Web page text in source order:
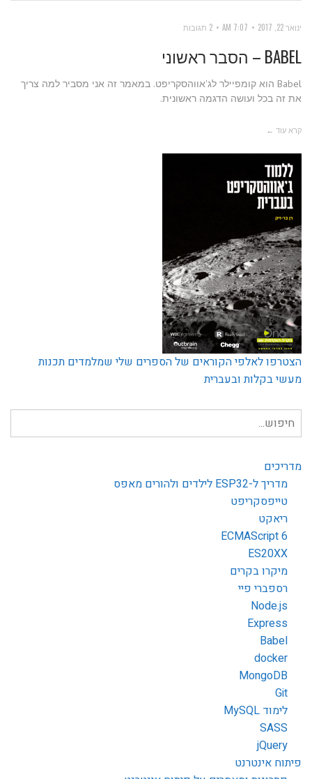
ינואר 22, 2017 7:07 AM 2 תגובות
BABEL – הסבר ראשוני
Babel הוא קומפיילר לג'אווהסקריפט. במאמר זה אני מסביר למה צריך
את זה בכל ועושה הדגמה ראשונית.
קרא עוד ←
הצטרפו לאלפי הקוראים של הספרים שלי שמלמדים תכנות
מעשי בקלות ובעברית
חיפוש
עבור:
מדריכים
מדריך ל-ESP32 לילדים ולהורים מאפס
טייפסקריפט
ריאקט
ECMAScript 6
ES20XX
מיקרו בקרים
רספברי פיי
Node.js
Express
Babel
docker
MongoDB
Git
לימוד MySQL
SASS
jQuery
פיתוח אינטרנט